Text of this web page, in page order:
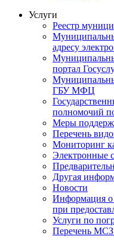
Услуги
Реестр
адресу
портал
ГБУ МФЦ
полномочий
Меры
Перечень
Мониторинг
Электронные
Другая
Новости
Информация
при
Услуги по
Перечень